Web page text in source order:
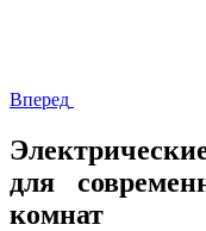
Вперед
для
комнат